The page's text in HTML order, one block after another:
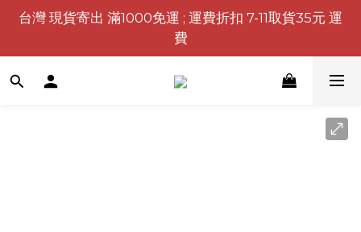
台灣 現貨寄出 滿1000免運 ; 運費折扣 7-11取貨35元 運
費